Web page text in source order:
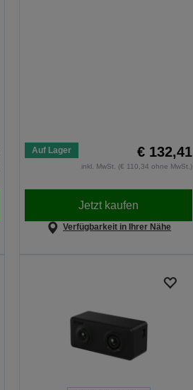
Auf Lager € 132,41
inkl. MwSt. (€ 110,34 ohne MwSt.)
Jetzt kaufen
Verfügbarkeit in Ihrer Nähe